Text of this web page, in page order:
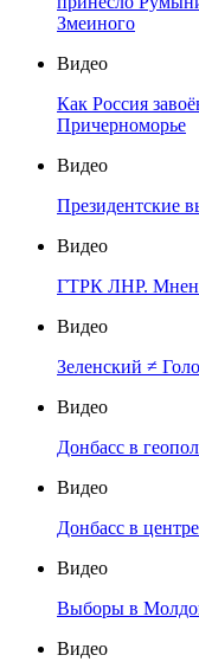
Змеиного
Видео
Как Россия
Причерноморье
Видео
Президентские
Видео
ГТРК ЛНР.
Видео
Зеленский ≠
Видео
Донбасс в
Видео
Донбасс в
Видео
Выборы в
Видео